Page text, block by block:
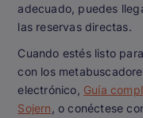
adecuado, puedes
las reservas directas.
Cuando estés listo
con los
electrónico, Guía
Sojern , o conéctese